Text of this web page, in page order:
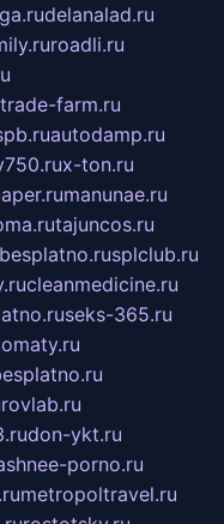
delanalad.ru
roadli.ru
trade-farm.ru
autodamp.ru
x-ton.ru
manunae.ru
tajuncos.ru
splclub.ru
cleanmedicine.ru
seks-365.ru
don-ykt.ru
porno.ru
metropoltravel.ru